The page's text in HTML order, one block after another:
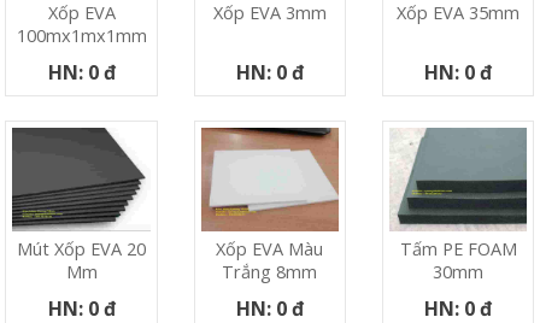
Xốp EVA
100mx1mx1mm
HN: 0 đ
Xốp EVA 3mm
HN: 0 đ
Xốp EVA 35mm
HN: 0 đ
Mút Xốp EVA 20
Mm
HN: 0 đ
Xốp EVA Màu
Trắng 8mm
HN: 0 đ
Tấm PE FOAM
30mm
HN: 0 đ